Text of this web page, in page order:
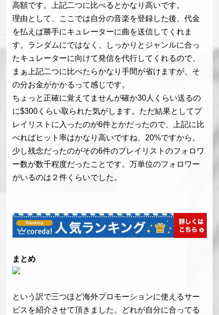
高額です。上記二つに比べるとかなり高いです。
理由として、ここでは自分の音楽を登録した後、代金
を払えば勝手にキュレーターに曲を送信してくれま
す。ランダムにではなく、しっかりとジャンルに合っ
たキュレーターに向けて発信を代行してくれるので、
まぁ上記二つに比べたらかなり手間が省けますが、そ
の分お金がかかるって感じです。
ちょっと正確に覚えてませんが確か30人くらい送るの
に$300くらい取られた気がします。ただ結果としてプ
レイリストに入ったのが6件とかだったので、上記に比
べればヒット率はかなり高いですね、20%ですから。
少し残念だったのがその6件のプレイリストのフォロワ
ー数が数千程度だったことです。万単位のフォロワー
がいるのは２件くらいでした。
まとめ
という訳で三つほど海外プロモーションに使えるサー
ビスを紹介させて頂きました。どれが自分に合ってる